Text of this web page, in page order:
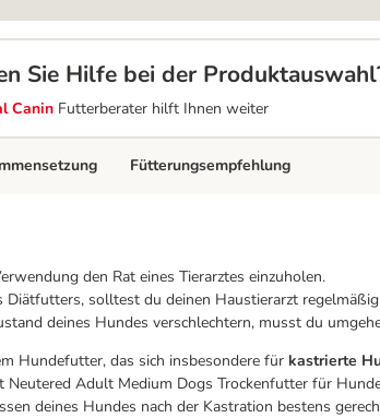
Sie Hilfe bei der
Canin Futterberater hilft Ihnen weiter
den Rat eines Tierarztes einzuholen.
Diätfutters, solltest du deinen Haustierarzt
deines Hundes verschlechtern, musst du
Hundefutter, das sich insbesondere für kastrierte
Neutered Adult Medium Dogs Trockenfutter für
deines Hundes nach der Kastration bestens
Fütterungsempfehlung